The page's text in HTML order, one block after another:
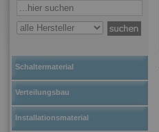
Schaltermaterial
Verteilungsbau
Installationsmaterial